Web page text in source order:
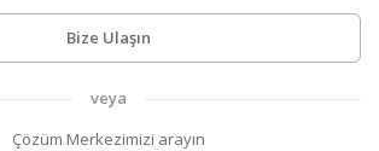
Bize Ulaşın
veya
Çözüm Merkezimizi arayın